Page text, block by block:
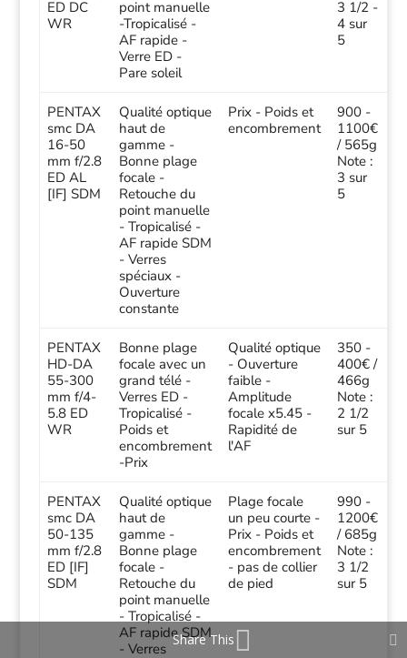
ED DC
WR
point manuelle
-Tropicalisé -
AF rapide -
Verre ED -
Pare soleil
3 1/2 -
4 sur
5
PENTAX
smc DA
16-50
mm f/2.8
ED AL
[IF] SDM
Qualité optique
haut de
gamme -
Bonne plage
focale -
Retouche du
point manuelle
- Tropicalisé -
AF rapide SDM
- Verres
spéciaux -
Ouverture
constante
Prix - Poids et
encombrement
900 -
1100€
/ 565g
Note :
3 sur
5
PENTAX
HD-DA
55-300
mm f/4-
5.8 ED
WR
Bonne plage
focale avec un
grand télé -
Verres ED -
Tropicalisé -
Poids et
encombrement
-Prix
Qualité optique
- Ouverture
faible -
Amplitude
focale x5.45 -
Rapidité de
l'AF
350 -
400€ /
466g
Note :
2 1/2
sur 5
PENTAX
smc DA
50-135
mm f/2.8
ED [IF]
SDM
Qualité optique
haut de
gamme -
Bonne plage
focale -
Retouche du
point manuelle
- Tropicalisé -
AF rapide SDM
- Verres
Plage focale
un peu courte -
Prix - Poids et
encombrement
- pas de collier
de pied
990 -
1200€
/ 685g
Note :
3 1/2
sur 5
Share This